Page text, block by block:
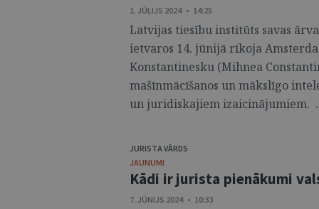
1. JŪLIJS 2024 • 14:25
Latvijas tiesību institūts savas
ietvaros 14. jūnijā rīkoja
Konstantinesku (Mihnea
mašīnmācīšanos un mākslīgo
un juridiskajiem izaicinājumiem.
JURISTA VĀRDS
JAUNUMI
Kādi ir jurista pienākumi
7. JŪNIJS 2024 • 10:33